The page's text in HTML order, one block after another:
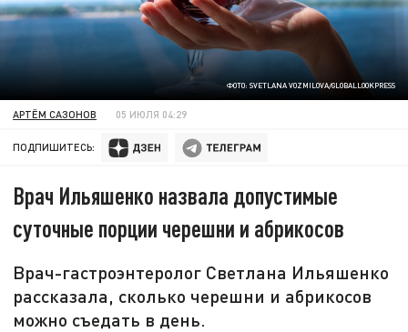
ФОТО: SVETLANA VOZMILOVA/GLOBALLOOKPRESS
АРТЁМ САЗОНОВ 05 ИЮЛЯ 04:29
ПОДПИШИТЕСЬ:
Врач Ильяшенко назвала допустимые
суточные порции черешни и абрикосов
Врач-гастроэнтеролог Светлана Ильяшенко
рассказала, сколько черешни и абрикосов
можно съедать в день.